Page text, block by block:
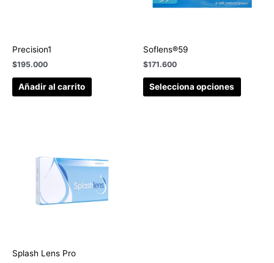
Precision1
$195.000
Añadir al carrito
Soflens®59
$171.600
Selecciona opciones
Splash Lens Pro